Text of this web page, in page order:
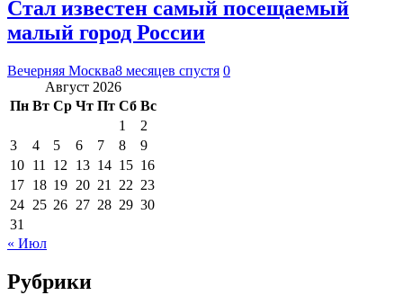
Стал известен самый посещаемый
малый город России
Вечерняя Москва8 месяцев спустя 0
Август 2026
Пн Вт Ср Чт Пт Сб Вс
1
2
3
4 5 6 7 8
9
10 11 12 13 14 15 16
17 18 19 20 21 22 23
24 25 26 27 28 29 30
31
« Июл
Рубрики